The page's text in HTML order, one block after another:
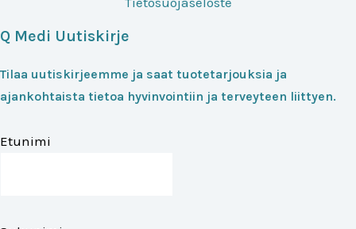
Q Medi Uutiskirje
Tilaa uutiskirjeemme ja saat tuotetarjouksia ja
ajankohtaista tietoa hyvinvointiin ja terveyteen liittyen.
Etunimi